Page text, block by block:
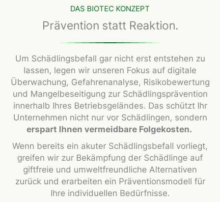
DAS BIOTEC KONZEPT
Prävention statt Reaktion.
Um Schädlingsbefall gar nicht erst entstehen zu
lassen, legen wir unseren Fokus auf digitale
Überwachung, Gefahrenanalyse, Risikobewertung
und Mangelbeseitigung zur Schädlingsprävention
innerhalb Ihres Betriebsgeländes. Das schützt Ihr
Unternehmen nicht nur vor Schädlingen, sondern
erspart Ihnen vermeidbare Folgekosten.
Wenn bereits ein akuter Schädlingsbefall vorliegt,
greifen wir zur Bekämpfung der Schädlinge auf
giftfreie und umweltfreundliche Alternativen
zurück und erarbeiten ein Präventionsmodell für
Ihre individuellen Bedürfnisse.